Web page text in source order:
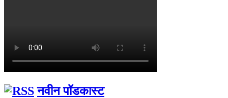
नवीन पॉडकास्ट